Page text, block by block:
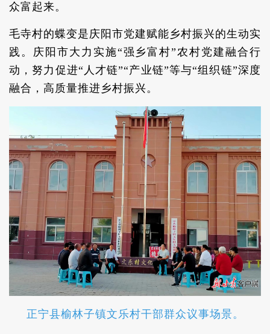
众富起来。
毛寺村的蝶变是庆阳市党建赋能乡村振兴的生动实
践。庆阳市大力实施“强乡富村”农村党建融合行
动，努力促进“人才链”“产业链”等与“组织链”深度
融合，高质量推进乡村振兴。
正宁县榆林子镇文乐村干部群众议事场景。